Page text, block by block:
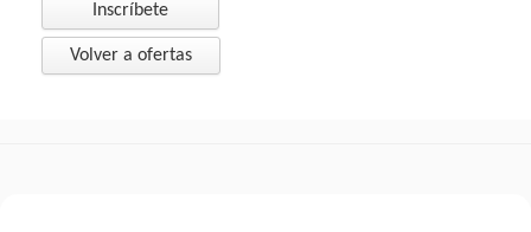
Inscríbete
Volver a ofertas